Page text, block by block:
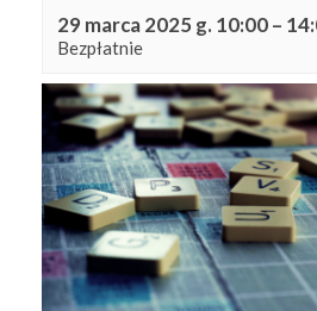
29 marca 2025 g. 10:00–
Bezpłatnie